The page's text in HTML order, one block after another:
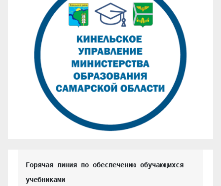
Горячая линия по обеспечению обучающихся
учебниками